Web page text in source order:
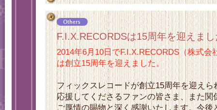
F.I.X.RECORDSは15周年を迎えま
2014年6月10日でF.I.X.RECORDS（株式会
は創立15周年を迎えました。
フィックスレコードが創立15周年を迎え
応援してくださるファンの皆さま、また関
ご厚情の賜物と深く感謝いたします。今後